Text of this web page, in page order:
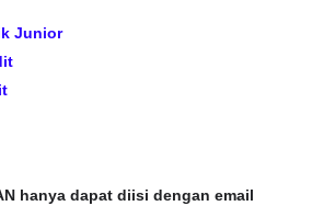
Junior
hanya dapat diisi dengan email